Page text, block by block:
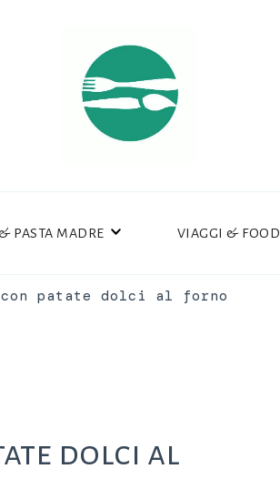
PASTA MADRE VIAGGI & FOOD
patate dolci al forno
dolci al